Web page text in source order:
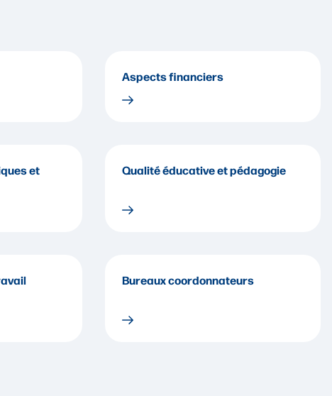
Aspects financiers
et
Qualité éducative et pédagogie
Bureaux coordonnateurs